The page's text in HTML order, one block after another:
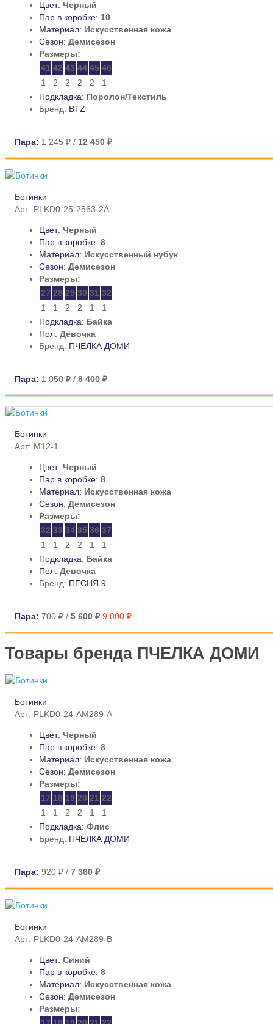
Цвет: Черный
Пар в коробке: 10
Материал: Искусственная кожа
Сезон: Демисезон
Размеры:
41 42 43 44 45 46
1
2 2 2 2
1
Подкладка: Поролон/Текстиль
Бренд: BTZ
Пара: 1 245 ₽ / 12 450 ₽
Ботинки
Арт: PLKD0-25-2563-2A
Цвет: Черный
Пар в коробке: 8
Материал: Искусственный нубук
Сезон: Демисезон
Размеры:
27 28 29 30 31 32
1
1 2 2 1
1
Подкладка: Байка
Пол: Девочка
Бренд: ПЧЕЛКА ДОМИ
Пара: 1 050 ₽ / 8 400 ₽
Ботинки
Арт: M12-1
Цвет: Черный
Пар в коробке: 8
Материал: Искусственная кожа
Сезон: Демисезон
Размеры:
32 33 34 35 36 37
1
1 2 2 1
1
Подкладка: Байка
Пол: Девочка
Бренд: ПЕСНЯ 9
Пара: 700 ₽ / 5 600 ₽ 9 000 ₽
Товары бренда ПЧЕЛКА ДОМИ
Ботинки
Арт: PLKD0-24-AM289-A
Цвет: Черный
Пар в коробке: 8
Материал: Искусственная кожа
Сезон: Демисезон
Размеры:
17 18 19 20 21 22
1
1 2 2 1
1
Подкладка: Флис
Бренд: ПЧЕЛКА ДОМИ
Пара: 920 ₽ / 7 360 ₽
Ботинки
Арт: PLKD0-24-AM289-B
Цвет: Синий
Пар в коробке: 8
Материал: Искусственная кожа
Сезон: Демисезон
Размеры: